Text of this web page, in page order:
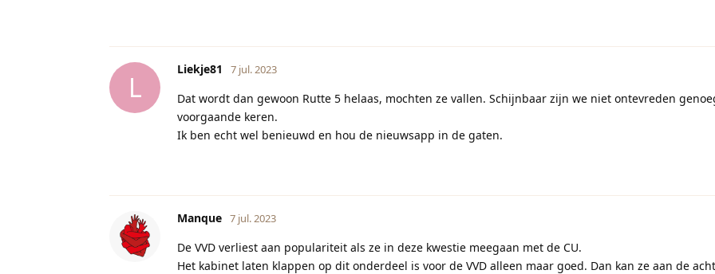
L
Liekje81 7 jul. 2023
Dat wordt dan gewoon Rutte 5 helaas, mochten ze vallen. Schijnbaar zijn we niet ontevreden
voorgaande keren.
Ik ben echt wel benieuwd en hou de nieuwsapp in de gaten.
Manque 7 jul. 2023
De VVD verliest aan populariteit als ze in deze kwestie meegaan met de CU.
Het kabinet laten klappen op dit onderdeel is voor de VVD alleen maar goed. Dan kan ze aan de